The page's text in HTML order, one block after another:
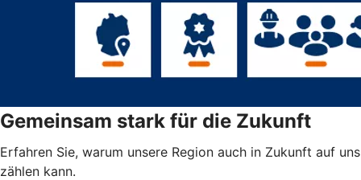
Gemeinsam stark für die Zukunft
Erfahren Sie, warum unsere Region auch in Zukunft auf uns
zählen kann.